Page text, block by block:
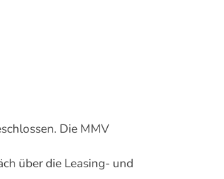
Die MMV
über die Leasing- und